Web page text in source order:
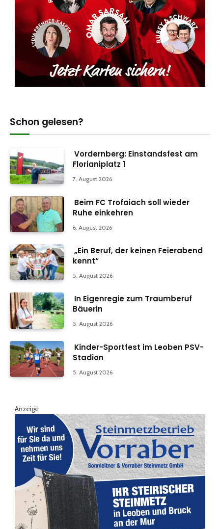
Schon gelesen?
Vordernberg: Einstandsfest am
Florianiplatz 1
7. August 2026
Beim FC Trofaiach soll wieder
Ruhe einkehren
6. August 2026
„Ein Beruf, der keinen Feierabend
kennt“
5. August 2026
In Eigenregie zum Traumberuf
Bäuerin
5. August 2026
Kinder-Sportfest im Leoben PSV-
Stadion
5. August 2026
Anzeige